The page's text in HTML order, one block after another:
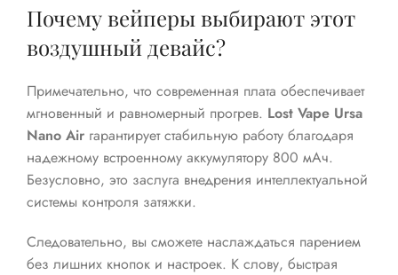
Почему вейперы выбирают этот
воздушный девайс?
Примечательно, что современная плата обеспечивает
мгновенный и равномерный прогрев. Lost Vape Ursa
Nano Air гарантирует стабильную работу благодаря
надежному встроенному аккумулятору 800 мАч.
Безусловно, это заслуга внедрения интеллектуальной
системы контроля затяжки.
Следовательно, вы сможете наслаждаться парением
без лишних кнопок и настроек. К слову, быстрая